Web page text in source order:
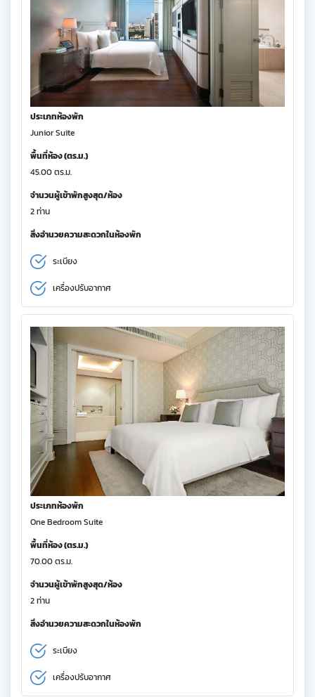
ประเภทห้องพัก
Junior Suite
พื้นที่ห้อง (ตร.ม.)
45.00 ตร.ม.
จำนวนผู้เข้าพักสูงสุด/ห้อง
2 ท่าน
สิ่งอำนวยความสะดวกในห้องพัก
ระเบียง
เครื่องปรับอากาศ
ประเภทห้องพัก
One Bedroom Suite
พื้นที่ห้อง (ตร.ม.)
70.00 ตร.ม.
จำนวนผู้เข้าพักสูงสุด/ห้อง
2 ท่าน
สิ่งอำนวยความสะดวกในห้องพัก
ระเบียง
เครื่องปรับอากาศ